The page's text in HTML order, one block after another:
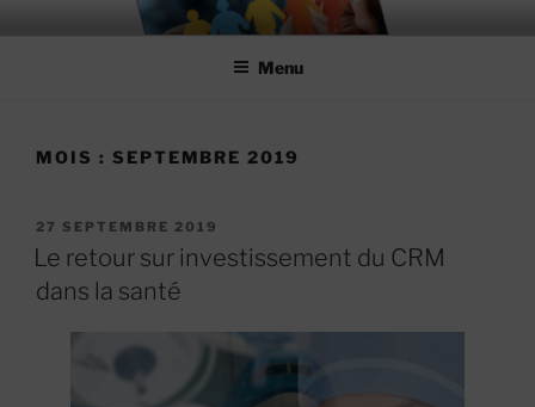
au
MIEUX RÉUSSIR ENSEMBLE
#MieuxRéussirEnsemble
Menu
MOIS : SEPTEMBRE 2019
PUBLIÉ
LE
27 SEPTEMBRE 2019
Le retour sur investissement du CRM
dans la santé